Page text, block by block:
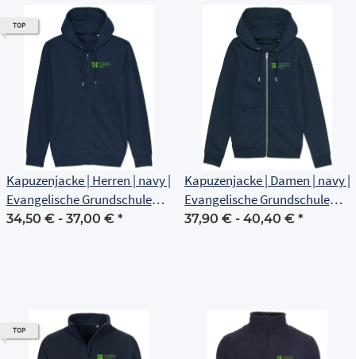
TOP
Kapuzenjacke | Herren | navy |
Evangelische Grundschule
Erfurt
34,50 € - 37,00 € *
Kapuzenjacke | Damen | navy |
Evangelische Grundschule
Erfurt
37,90 € - 40,40 € *
TOP